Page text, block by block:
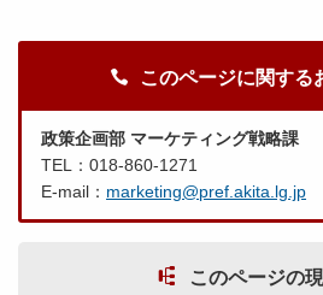
このページに関する
政策企画部 マーケティング戦略課
TEL：018-860-1271
E-mail： marketing@pref.akita.lg.jp
このページの